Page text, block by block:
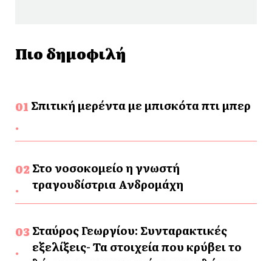
Πιο δημοφιλή
Σπιτική μερέντα με μπισκότα πτι μπερ
Στο νοσοκομείο η γνωστή
τραγουδίστρια Ανδρομάχη
Σταύρος Γεωργίου: Συνταρακτικές
εξελίξεις- Τα στοιχεία που κρύβει το